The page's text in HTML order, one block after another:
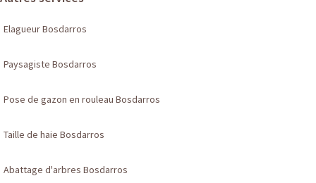
Elagueur Bosdarros
Paysagiste Bosdarros
Pose de gazon en rouleau Bosdarros
Taille de haie Bosdarros
Abattage d'arbres Bosdarros